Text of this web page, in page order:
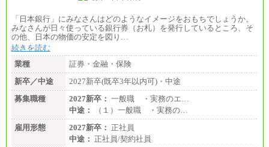
※詳細はJTBキャリアサイトよりご確認ください。
■(株)JTBデータサービス ※2027年新卒募集終了
※詳細はJTBキャリアサイトよりご確認ください。
■I&Jデジタルイノベーション(株)
総合職 月給224,500～242,600円＋地域手当
※詳細はJTBキャリアサイトよりご確認ください。
＜有期社員コース＞
■(株)JTBビジネストランスフォーム
有期契約職 月給185,000～195,000円
※詳細はJTBキャリアサイトよりご確認ください。
「日本銀行」にみなさんはどのようなイメージをおもちでしょうか。
みなさんが日々使っている銀行券（お札）を発行しているところ、そ
の他、日本の物価の安定を図り…
続きを読む
業種
証券・金融・保険
新卒／中途
2027新卒(既卒3年以内可)・中途
募集職種
2027新卒： 一般職 ・実務のエ…
中途：
（１）一般職 ・実務の…
雇用形態
2027新卒： 正社員
中途： 正社員/契約社員